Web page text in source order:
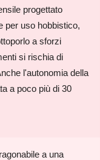
progettato
per uso hobbistico,
a sforzi
si rischia di
l'autonomia della
a poco più di 30
a una